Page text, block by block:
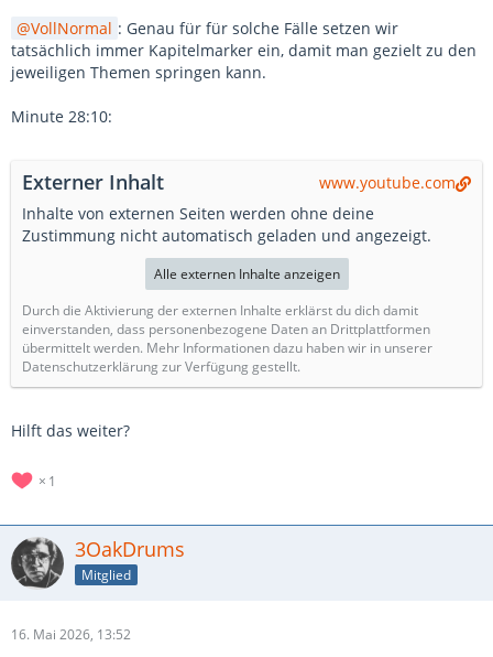
VollNormal : Genau für für solche Fälle setzen wir
tatsächlich immer Kapitelmarker ein, damit man gezielt zu den
jeweiligen Themen springen kann.
Minute 28:10:
Externer Inhalt
www.youtube.com
Inhalte von externen Seiten werden ohne deine
Zustimmung nicht automatisch geladen und angezeigt.
Alle externen Inhalte anzeigen
Durch die Aktivierung der externen Inhalte erklärst du dich damit
einverstanden, dass personenbezogene Daten an Drittplattformen
übermittelt werden. Mehr Informationen dazu haben wir in unserer
Datenschutzerklärung zur Verfügung gestellt.
Hilft das weiter?
1
3OakDrums
Mitglied
16. Mai 2026, 13:52